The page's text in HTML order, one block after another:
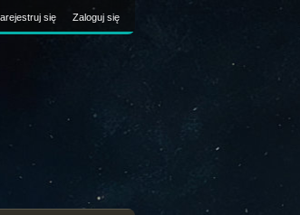
się Zaloguj się